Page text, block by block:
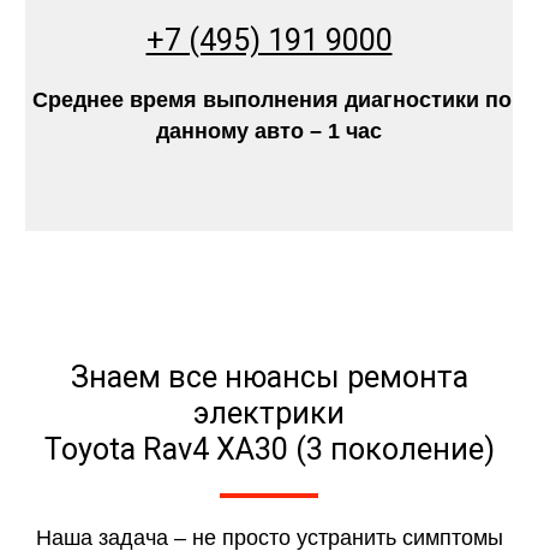
+7 (495) 191 9000
Среднее время выполнения диагностики по
данному авто – 1 час
Знаем все нюансы ремонта
электрики
Toyota Rav4 XA30 (3 поколение)
Наша задача – не просто устранить симптомы